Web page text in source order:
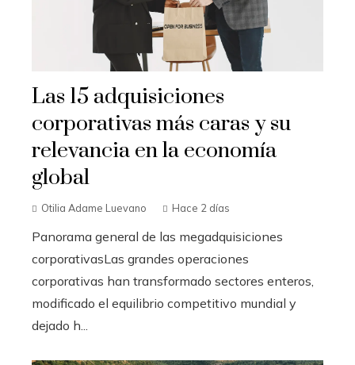
Las 15 adquisiciones
corporativas más caras y su
relevancia en la economía
global
Otilia Adame Luevano Hace 2 días
Panorama general de las megadquisiciones
corporativasLas grandes operaciones
corporativas han transformado sectores enteros,
modificado el equilibrio competitivo mundial y
dejado h...